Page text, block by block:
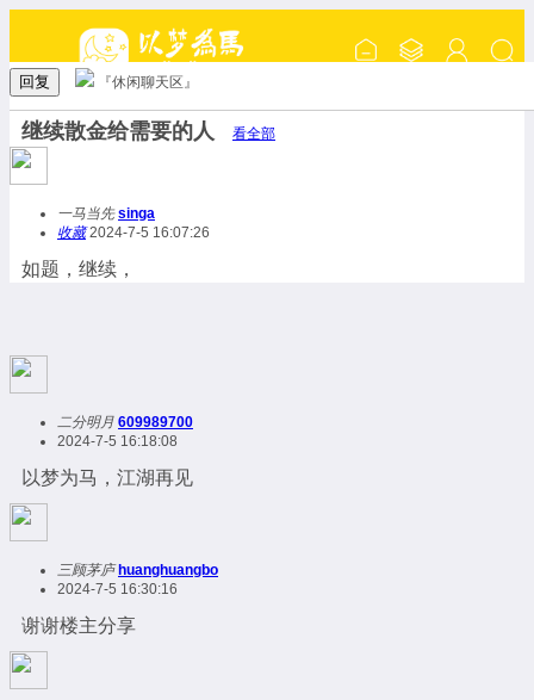
回复 『休闲聊天区』
继续散金给需要的人 看全部
一马当先 singa
收藏2024-7-5 16:07:26
如题，继续，
二分明月 609989700
2024-7-5 16:18:08
以梦为马，江湖再见
三顾茅庐 huanghuangbo
2024-7-5 16:30:16
谢谢楼主分享